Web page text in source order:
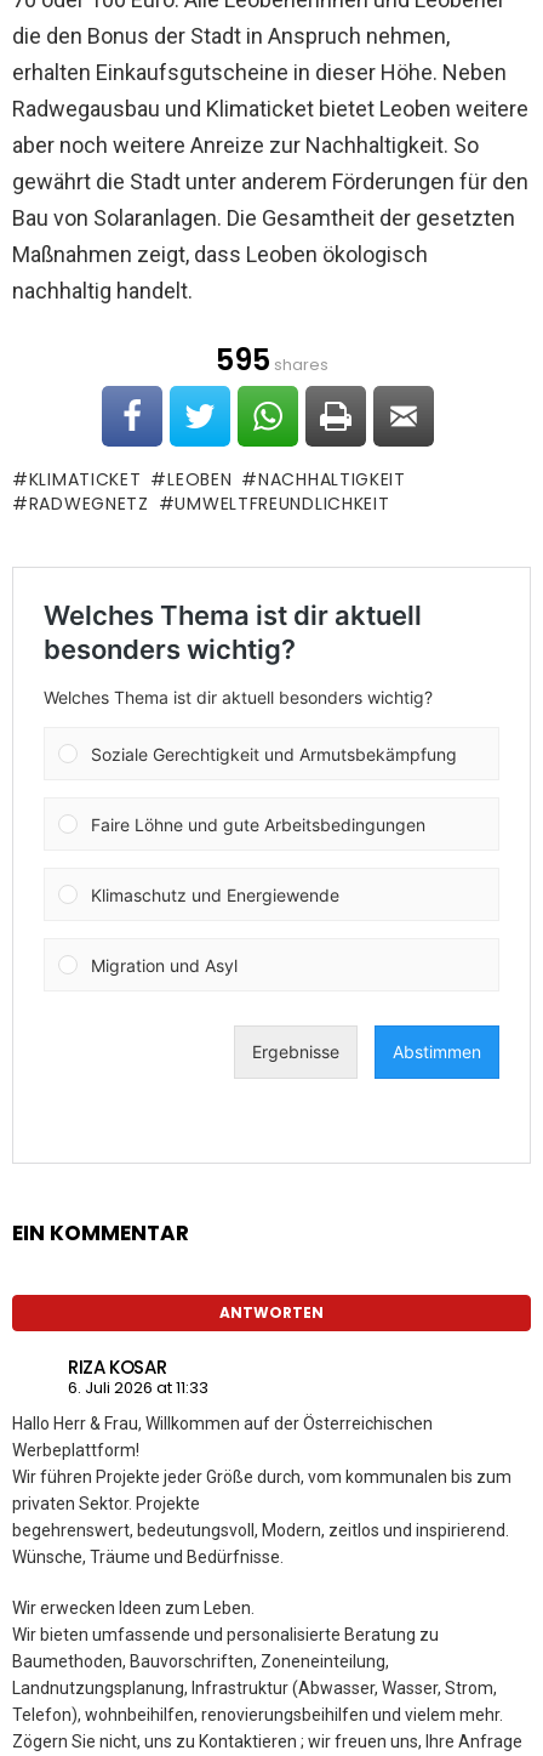
die den Bonus der Stadt in Anspruch nehmen,
erhalten Einkaufsgutscheine in dieser Höhe. Neben
Radwegausbau und Klimaticket bietet Leoben weitere
aber noch weitere Anreize zur Nachhaltigkeit. So
gewährt die Stadt unter anderem Förderungen für den
Bau von Solaranlagen. Die Gesamtheit der gesetzten
Maßnahmen zeigt, dass Leoben ökologisch
nachhaltig handelt.
595 shares
KLIMATICKET LEOBEN
NACHHALTIGKEIT
RADWEGNETZ
UMWELTFREUNDLICHKEIT
EIN KOMMENTAR
ANTWORTEN
RIZA KOSAR
6. Juli 2026 at 11:33
Hallo Herr & Frau, Willkommen auf der Österreichischen
Werbeplattform!
Wir führen Projekte jeder Größe durch, vom kommunalen bis zum
privaten Sektor. Projekte
begehrenswert, bedeutungsvoll, Modern, zeitlos und inspirierend.
Wünsche, Träume und Bedürfnisse.
Wir erwecken Ideen zum Leben.
Wir bieten umfassende und personalisierte Beratung zu
Baumethoden, Bauvorschriften, Zoneneinteilung,
Landnutzungsplanung, Infrastruktur (Abwasser, Wasser, Strom,
Telefon), wohnbeihilfen, renovierungsbeihilfen und vielem mehr.
Zögern Sie nicht, uns zu Kontaktieren ; wir freuen uns, Ihre Anfrage